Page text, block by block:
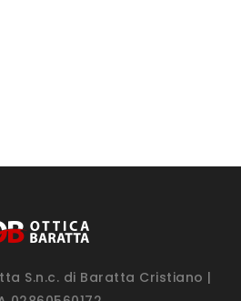
S.n.c. di Baratta Cristiano |